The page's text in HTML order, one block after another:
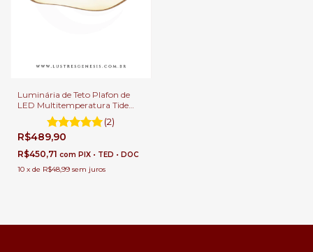
Luminária de Teto Plafon de
LED Multitemperatura Tide
Para Salas, Quartos e Escritório
(2)
R$489,90
R$450,71 com PIX • TED • DOC
10 x de R$48,99 sem juros